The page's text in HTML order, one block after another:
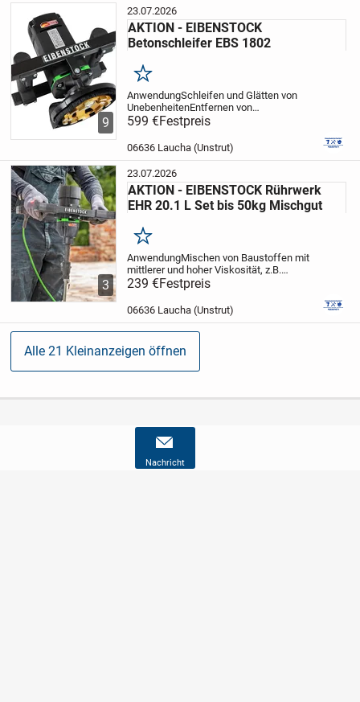
Nachricht
9
23.07.2026
AKTION - EIBENSTOCK
Betonschleifer EBS 1802
Merken
AnwendungSchleifen und Glätten von
UnebenheitenEntfernen von
Schalungsnähten, Schlämmhäuten,
Altanstrichen und
BeschichtungenVorbereiten von
Untergründen, z.B. bei der
FliesenerneuerungBeton, Estrich,...
599 €Festpreis
06636 Laucha (Unstrut)
3
23.07.2026
AKTION - EIBENSTOCK Rührwerk
EHR 20.1 L Set bis 50kg Mischgut
Merken
AnwendungMischen von Baustoffen mit
mittlerer und hoher Viskosität, z.B.
Spachtel- und Ausgleichsmassen,
Fliesenkleber, Fertigmörtel,
Fertigputz Trockenbau, Fliesenleger,
Stuckateure, Hochbau,...
239 €Festpreis
06636 Laucha (Unstrut)
Alle 21 Kleinanzeigen öffnen